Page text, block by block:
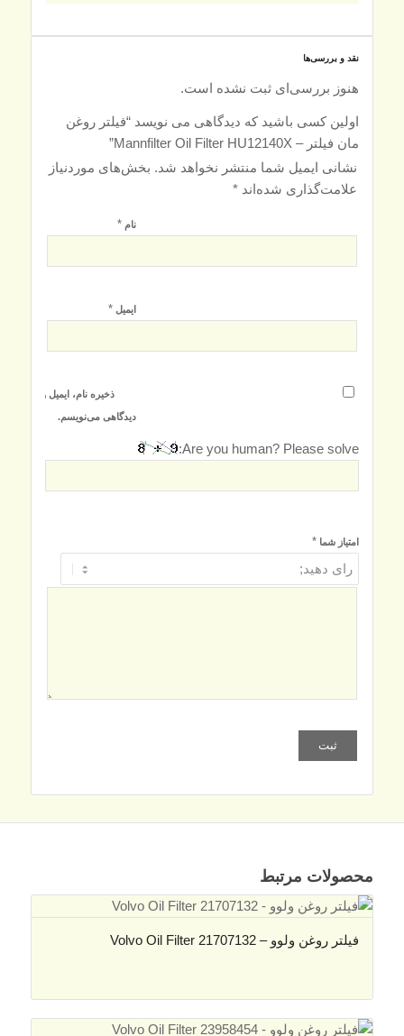
نقد و بررسی‌ها
هنوز بررسی‌ای ثبت نشده است.
اولین کسی باشید که دیدگاهی می نویسد “فیلتر روغن
مان فیلتر – Mannfilter Oil Filter HU12140X”
نشانی ایمیل شما منتشر نخواهد شد. بخش‌های موردنیاز
علامت‌گذاری شده‌اند *
نام *
ایمیل *
ذخیره نام، ایمیل و وبسایت
دیدگاهی می‌نویسم.
Are you human? Please solve:
امتیاز شما *
محصولات مرتبط
فیلتر روغن ولوو – Volvo Oil Filter 21707132